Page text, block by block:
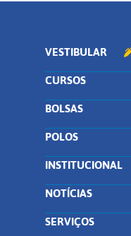
VESTIBULAR
CURSOS
BOLSAS
POLOS
INSTITUCIONAL
NOTÍCIAS
SERVIÇOS